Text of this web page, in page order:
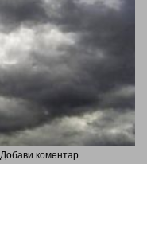
Добави коментар